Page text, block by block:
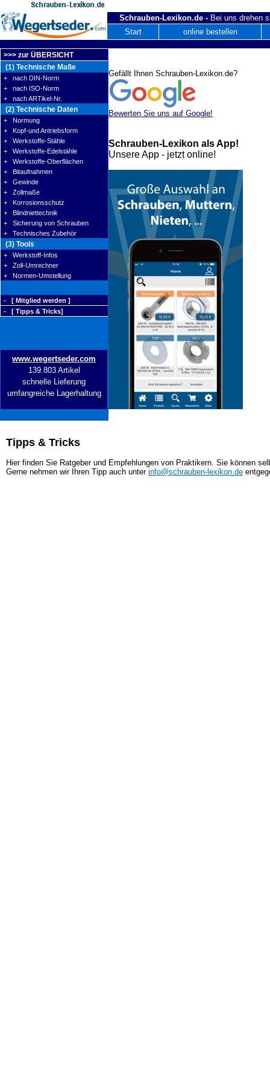
Schrauben-Lexikon.de - Bei uns drehen
Start
online bestellen
>>> zur ÜBERSICHT
(1) Technische Maße
+ nach DIN-Norm
+ nach ISO-Norm
+ nach ARTikel-Nr.
(2) Technische Daten
+ Normung
+ Kopf-und Antriebsform
+ Werkstoffe-Stähle
+ Werkstoffe-Edelstähle
+ Werkstoffe-Oberflächen
+ Bitaufnahmen
+ Gewinde
+ Zollmaße
+ Korrosionsschutz
+ Blindniettechnik
+ Sicherung von Schrauben
+ Technisches Zubehör
(3) Tools
+ Werkstoff-Infos
+ Zoll-Umrechner
+ Normen-Umstellung
- [ Mitglied werden ]
- [ Tipps & Tricks]
www.wegertseder.com
139.803 Artikel
schnelle Lieferung
umfangreiche Lagerhaltung
Tipps & Tricks
Hier finden Sie Ratgeber und Empfehlungen von Praktikern. Sie können
Gerne nehmen wir Ihren Tipp auch unter info@schrauben-lexikon.de
Gefällt Ihnen Schrauben-Lexikon.de?
Bewerten Sie uns auf Google!
Schrauben-Lexikon als App!
Unsere App - jetzt online!